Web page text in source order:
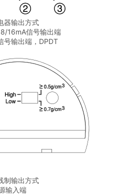
器输出方式
16mA信号输出端
输出端，DPDT
制输出方式
输入端